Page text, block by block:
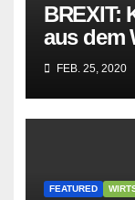
BREXIT:
aus dem
FEB. 25, 2020
FEATURED